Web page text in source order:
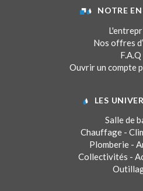
NOTRE
Nos offres
F.A.Q
Ouvrir un compte
LES
Salle de
Chauffage -
Plomberie -
Collectivités -